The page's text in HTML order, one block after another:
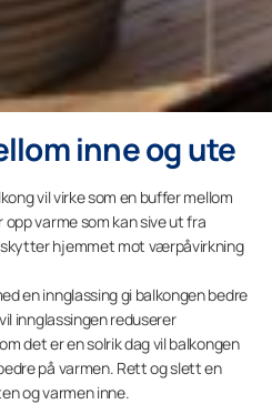
inne og ute
vil virke som en buffer mellom
varme som kan sive ut fra
hjemmet mot værpåvirkning
en innglassing gi balkongen bedre
innglassingen reduserer
det er en solrik dag vil balkongen
på varmen. Rett og slett en
og varmen inne.